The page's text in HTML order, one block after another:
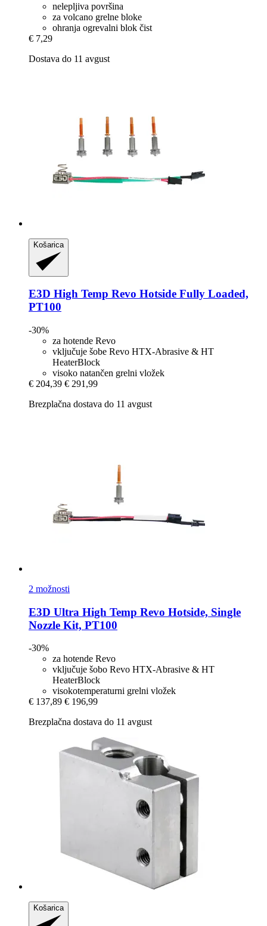
nelepljiva površina
za volcano grelne bloke
ohranja ogrevalni blok čist
€ 7,29
Dostava do 11 avgust
Košarica
E3D High Temp Revo Hotside Fully Loaded,
PT100
-30%
za hotende Revo
vključuje šobe Revo HTX-Abrasive & HT
HeaterBlock
visoko natančen grelni vložek
€ 204,39 € 291,99
Brezplačna dostava do 11 avgust
2 možnosti
E3D Ultra High Temp Revo Hotside, Single
Nozzle Kit, PT100
-30%
za hotende Revo
vključuje šobo Revo HTX-Abrasive & HT
HeaterBlock
visokotemperaturni grelni vložek
€ 137,89 € 196,99
Brezplačna dostava do 11 avgust
Košarica